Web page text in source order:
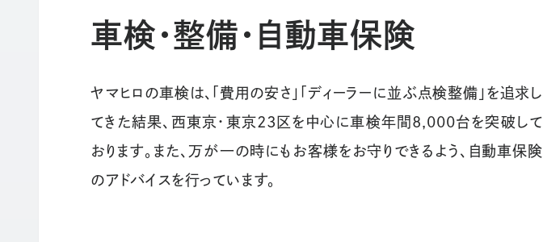
車検・整備・自動車保険
ヤマヒロの車検は、「費用の安さ」「ディーラーに並ぶ点検整備」を追求し
てきた結果、西東京・東京23区を中心に車検年間8,000台を突破して
おります。また、万が一の時にもお客様をお守りできるよう、自動車保険
のアドバイスを行っています。